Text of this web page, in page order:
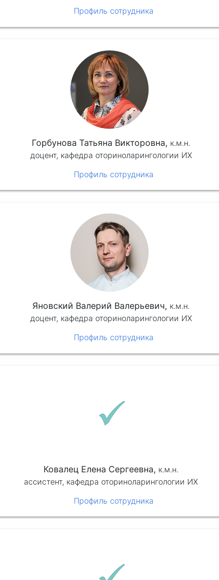
Профиль сотрудника
Горбунова Татьяна Викторовна, к.м.н.
доцент, кафедра оториноларингологии ИХ
Профиль сотрудника
Яновский Валерий Валерьевич, к.м.н.
доцент, кафедра оториноларингологии ИХ
Профиль сотрудника
Ковалец Елена Сергеевна, к.м.н.
ассистент, кафедра оториноларингологии ИХ
Профиль сотрудника